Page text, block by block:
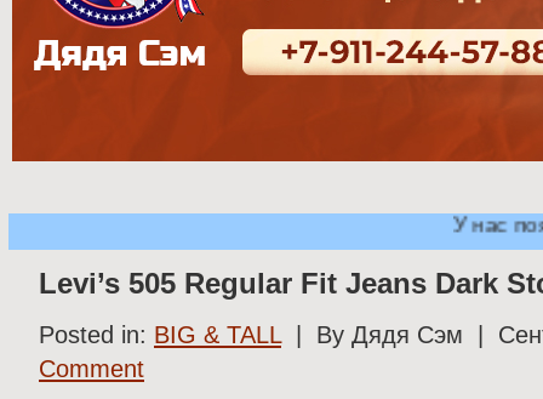
У нас
Levi’s 505 Regular Fit Jeans Dark
Posted in: BIG & TALL| By Дядя Сэм |
Comment